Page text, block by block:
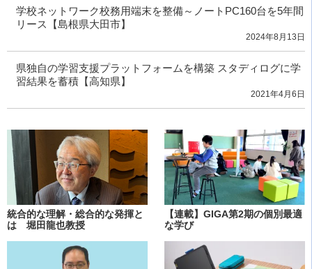
学校ネットワーク校務用端末を整備～ノートPC160台を5年間
リース【島根県大田市】
2024年8月13日
県独自の学習支援プラットフォームを構築 スタディログに学
習結果を蓄積【高知県】
2021年4月6日
統合的な理解・総合的な発揮と
は 堀田龍也教授
【連載】GIGA第2期の個別最適
な学び